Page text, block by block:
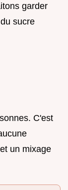
garder
sucre
C'est
un mixage